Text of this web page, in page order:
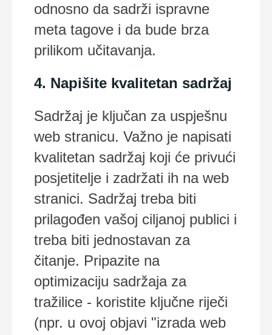
odnosno da sadrži ispravne
meta tagove i da bude brza
prilikom učitavanja.
4. Napišite kvalitetan sadržaj
Sadržaj je ključan za uspješnu
web stranicu. Važno je napisati
kvalitetan sadržaj koji će privući
posjetitelje i zadržati ih na web
stranici. Sadržaj treba biti
prilagođen vašoj ciljanoj publici i
treba biti jednostavan za
čitanje. Pripazite na
optimizaciju sadržaja za
tražilice - koristite ključne riječi
(npr. u ovoj objavi "izrada web